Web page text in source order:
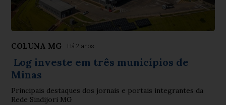
COLUNA MG Há 2 anos
Log investe em três municípios de
Minas
Principais destaques dos jornais e portais integrantes da
Rede Sindijori MG